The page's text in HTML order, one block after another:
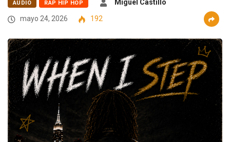
AUDIO RAP HIP HOP
Miguel Castillo
mayo 24, 2026
192